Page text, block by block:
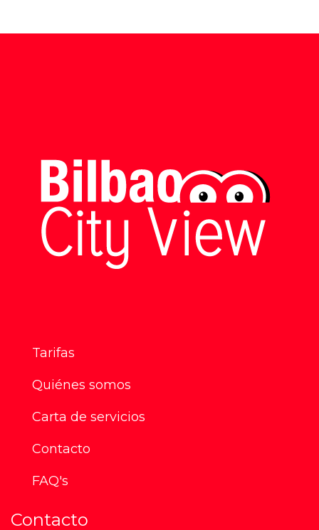
Tarifas
Quiénes somos
Carta de servicios
Contacto
FAQ's
Contacto